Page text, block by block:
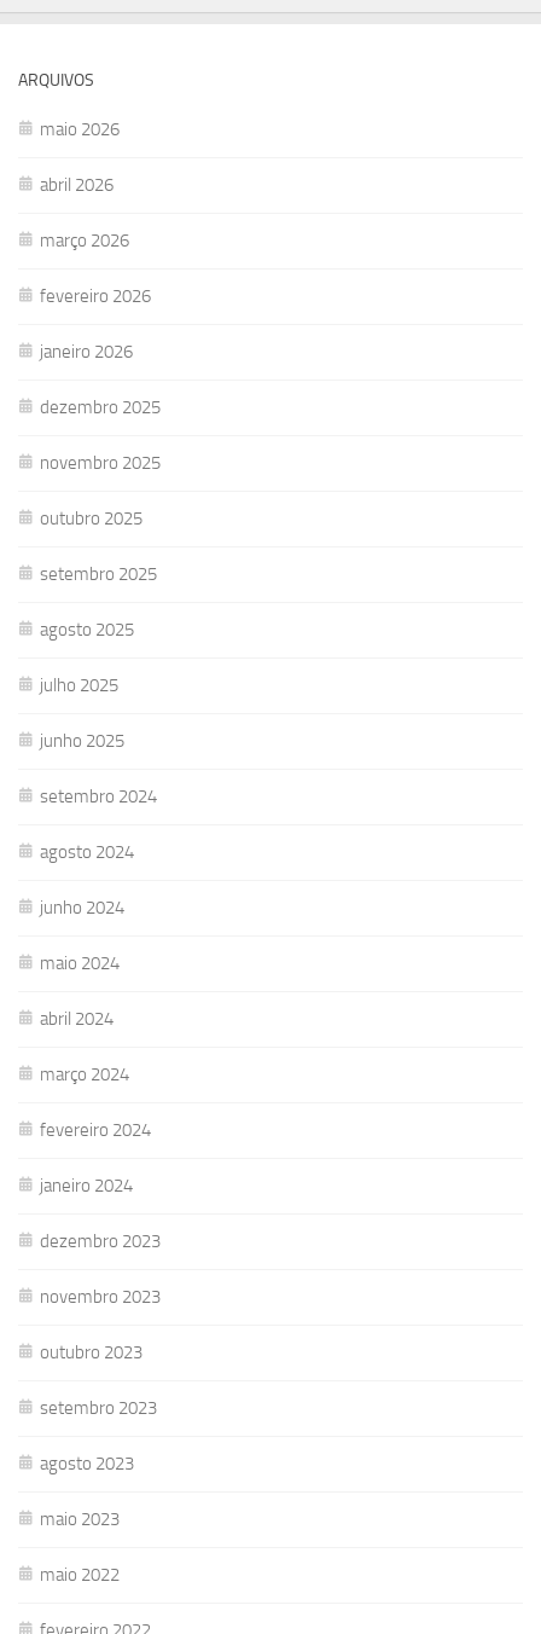
ARQUIVOS
maio 2026
abril 2026
março 2026
fevereiro 2026
janeiro 2026
dezembro 2025
novembro 2025
outubro 2025
setembro 2025
agosto 2025
julho 2025
junho 2025
setembro 2024
agosto 2024
junho 2024
maio 2024
abril 2024
março 2024
fevereiro 2024
janeiro 2024
dezembro 2023
novembro 2023
outubro 2023
setembro 2023
agosto 2023
maio 2023
maio 2022